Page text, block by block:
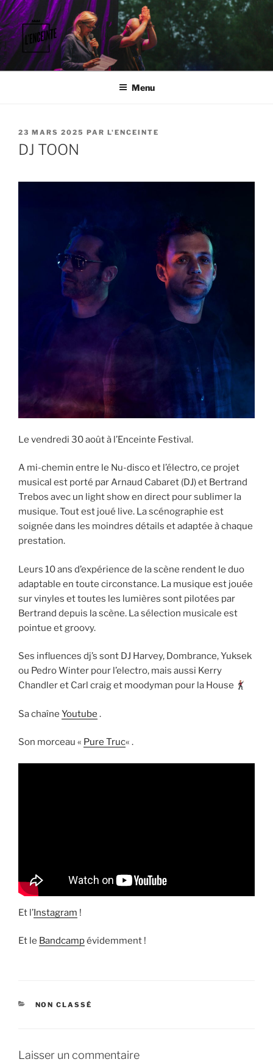
Aller
au
contenu
principal
L'ENCEINTE
Faisons vibrer le territoire.
Menu
PUBLIÉ
LE
23 MARS 2025 PAR L'ENCEINTE
DJ TOON
Le vendredi 30 août à l’Enceinte Festival.
A mi-chemin entre le Nu-disco et l’électro, ce projet
musical est porté par Arnaud Cabaret (DJ) et Bertrand
Trebos avec un light show en direct pour sublimer la
musique. Tout est joué live. La scénographie est
soignée dans les moindres détails et adaptée à chaque
prestation.
Leurs 10 ans d’expérience de la scène rendent le duo
adaptable en toute circonstance. La musique est jouée
sur vinyles et toutes les lumières sont pilotées par
Bertrand depuis la scène. La sélection musicale est
pointue et groovy.
Ses influences dj’s sont DJ Harvey, Dombrance, Yuksek
ou Pedro Winter pour l’electro, mais aussi Kerry
Chandler et Carl craig et moodyman pour la House
Sa chaîne Youtube .
Son morceau « Pure Truc« .
Et l’Instagram !
Et le Bandcampévidemment !
CATÉGORIES
NON CLASSÉ
Laisser un commentaire